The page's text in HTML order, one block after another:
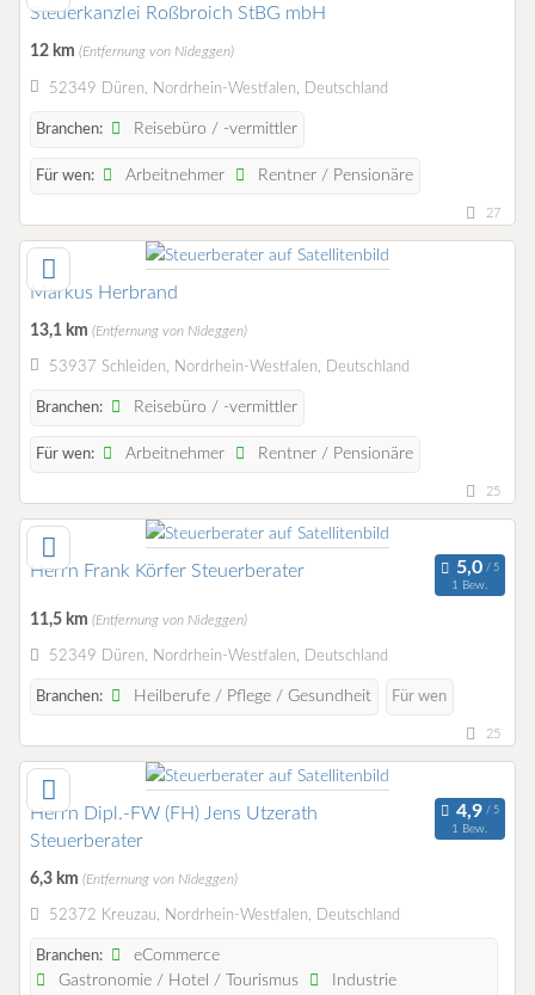
Steuerkanzlei Roßbroich StBG mbH
12 km (Entfernung von Nideggen)
52349 Düren, Nordrhein-Westfalen, Deutschland
Branchen: Reisebüro / -vermittler
Für wen: Arbeitnehmer Rentner / Pensionäre
27
Markus Herbrand
13,1 km (Entfernung von Nideggen)
53937 Schleiden, Nordrhein-Westfalen, Deutschland
Branchen: Reisebüro / -vermittler
Für wen: Arbeitnehmer Rentner / Pensionäre
25
Herrn Frank Körfer Steuerberater
1 Bew.
11,5 km (Entfernung von Nideggen)
52349 Düren, Nordrhein-Westfalen, Deutschland
Branchen: Heilberufe / Pflege / Gesundheit Für wen
25
Herrn Dipl.-FW (FH) Jens Utzerath
Steuerberater
1 Bew.
6,3 km (Entfernung von Nideggen)
52372 Kreuzau, Nordrhein-Westfalen, Deutschland
Branchen:
eCommerce
Gastronomie / Hotel / Tourismus
Industrie